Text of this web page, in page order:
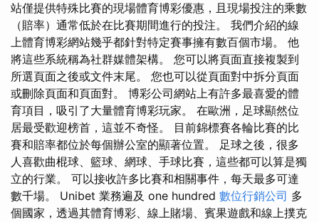
站僅提供特殊比賽的現場體育博彩優惠，且現場投注的乘數
（賠率）通常低於在比賽期間進行的投注。 我們介紹的線
上體育博彩網站幾乎都針對特定賽事擁有數百個市場。 他
將這些系統稱為社群媒體架構。 您可以將頁面直接複製到
所選頁面之後或文件末尾。 您也可以從頁面對中拆分頁面
或刪除頁面和頁面對。 博彩公司網站上有許多最喜愛的體
育項目，吸引了大量體育博彩玩家。 在歐洲，足球顯然位
居最受歡迎榜首，這並不奇怪。 目前錦標賽各輪比賽的比
賽和賠率都位於每個辦公室的顯著位置。 足球之後，很多
人喜歡曲棍球、籃球、網球、手球比賽，這些都可以算是獨
立的行業。 可以接收許多比賽和相關事件，每天最多可達
數千場。 Unibet 業務遍及 one hundred 數位行銷公司 多
個國家，透過其體育博彩、線上賭場、賓果遊戲和線上撲克